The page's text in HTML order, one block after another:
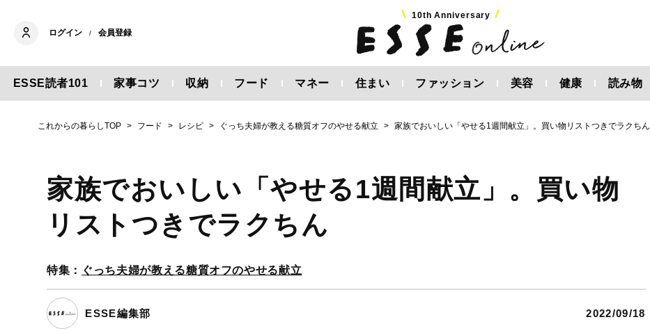
ログイン / 会員登録
10th Anniversary
ESSE読者101 家事コツ 収納 フード マネー 住まい ファッション 美容 健康 読み物
これからの暮らしTOP フード レシピ ぐっち夫婦が教える糖質オフのやせる献立 家族でおいしい「やせる1週間献立」。買い物リストつきでラクちん
家族でおいしい「やせる1週間献立」。買い物
リストつきでラクちん
特集： ぐっち夫婦が教える糖質オフのやせる献立
ESSE編集部 2022/09/18